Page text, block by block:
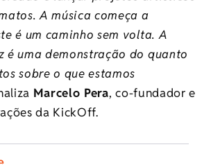
A música começa a
é um caminho sem volta. A
é uma demonstração do quanto
sobre o que estamos
Marcelo Pera, co-fundador e
da KickOff.